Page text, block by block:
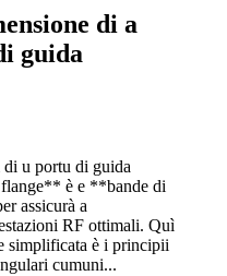
di a
guida
u portu di guida
è e **bande di
assicurà a
RF ottimali. Quì
simplificata è i principii
cumuni...